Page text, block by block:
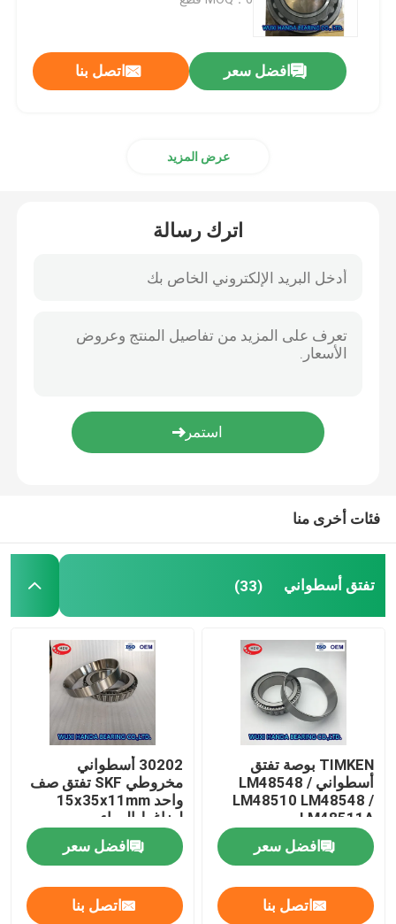
الزاوي اضعا الكرة الاتصال
إبرة أسطواني
رقيقة تحمل الجدار
NSK كروي
افضل سعر اتصل بنا
عرض المزيد
اترك رسالة
فئات أخرى منا
تفتق أسطواني (33)
TIMKEN بوصة تفتق
أسطواني LM48548 /
LM48510 LM48548 /
LM48511A
افضل سعر
اتصل بنا
30202 أسطواني
مخروطي SKF تفتق صف
واحد 15x35x11mm
لضاغط الهواء
افضل سعر
اتصل بنا